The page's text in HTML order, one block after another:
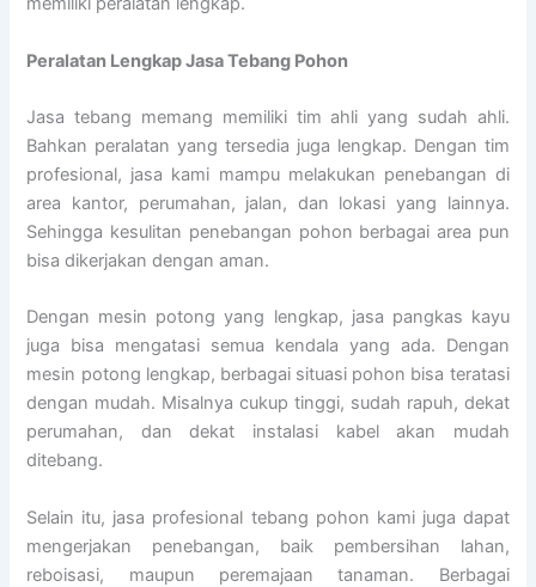
Peralatan Lengkap Jasa Tebang Pohon
Jasa tebang memang memiliki tim ahli yang sudah ahli.
Bahkan peralatan yang tersedia juga lengkap. Dengan tim
profesional, jasa kami mampu melakukan penebangan di
area kantor, perumahan, jalan, dan lokasi yang lainnya.
Sehingga kesulitan penebangan pohon berbagai area pun
bisa dikerjakan dengan aman.
Dengan mesin potong yang lengkap, jasa pangkas kayu
juga bisa mengatasi semua kendala yang ada. Dengan
mesin potong lengkap, berbagai situasi pohon bisa teratasi
dengan mudah. Misalnya cukup tinggi, sudah rapuh, dekat
perumahan, dan dekat instalasi kabel akan mudah
ditebang.
Selain itu, jasa profesional tebang pohon kami juga dapat
mengerjakan penebangan, baik pembersihan lahan,
reboisasi, maupun peremajaan tanaman. Berbagai